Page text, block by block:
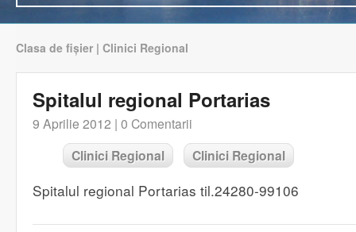
Clasa de fișier | Clinici Regional
Spitalul regional Portarias
9 Aprilie 2012 | 0 Comentarii
Clinici Regional Clinici Regional
Spitalul regional Portarias til.24280-99106